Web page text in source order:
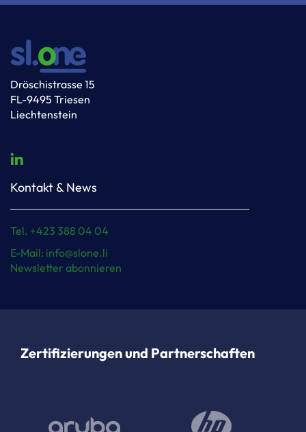
Dröschistrasse 15
FL-9495 Triesen
Liechtenstein
Kontakt & News
Tel. +423 388 04 04
E-Mail: info@slone.li
Newsletter abonnieren
Zertifizierungen und Partnerschaften